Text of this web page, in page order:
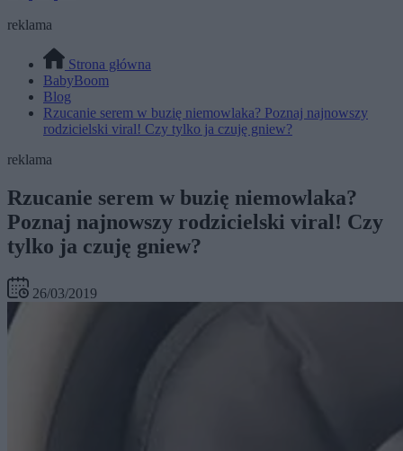
reklama
Strona główna
BabyBoom
Blog
Rzucanie serem w buzię niemowlaka? Poznaj najnowszy
rodzicielski viral! Czy tylko ja czuję gniew?
reklama
Rzucanie serem w buzię niemowlaka?
Poznaj najnowszy rodzicielski viral! Czy
tylko ja czuję gniew?
26/03/2019